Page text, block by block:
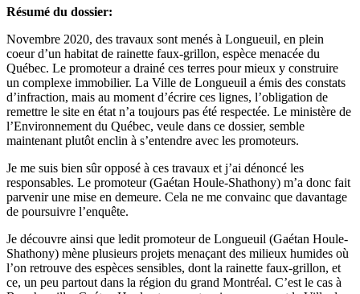
Résumé du dossier:
Novembre 2020, des travaux sont menés à Longueuil, en plein
coeur d’un habitat de rainette faux-grillon, espèce menacée du
Québec. Le promoteur a drainé ces terres pour mieux y construire
un complexe immobilier. La Ville de Longueuil a émis des constats
d’infraction, mais au moment d’écrire ces lignes, l’obligation de
remettre le site en état n’a toujours pas été respectée. Le ministère de
l’Environnement du Québec, veule dans ce dossier, semble
maintenant plutôt enclin à s’entendre avec les promoteurs.
Je me suis bien sûr opposé à ces travaux et j’ai dénoncé les
responsables. Le promoteur (Gaétan Houle-Shathony) m’a donc fait
parvenir une mise en demeure. Cela ne me convainc que davantage
de poursuivre l’enquête.
Je découvre ainsi que ledit promoteur de Longueuil (Gaétan Houle-
Shathony) mène plusieurs projets menaçant des milieux humides où
l’on retrouve des espèces sensibles, dont la rainette faux-grillon, et
ce, un peu partout dans la région du grand Montréal. C’est le cas à